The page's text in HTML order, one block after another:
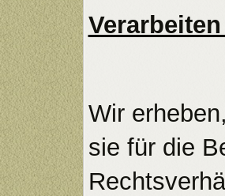
Wir
sie für die